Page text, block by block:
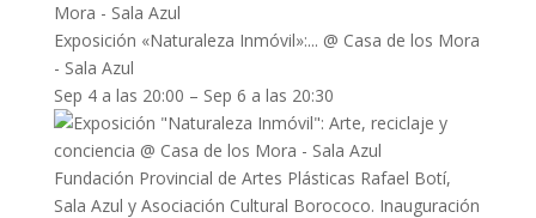
Mora - Sala Azul
Exposición «Naturaleza Inmóvil»:... @ Casa de los Mora
- Sala Azul
Sep 4 a las 20:00 – Sep 6 a las 20:30
Fundación Provincial de Artes Plásticas Rafael Botí,
Sala Azul y Asociación Cultural Borococo. Inauguración